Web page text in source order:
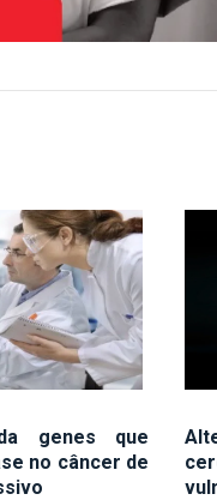
genes que
no câncer de